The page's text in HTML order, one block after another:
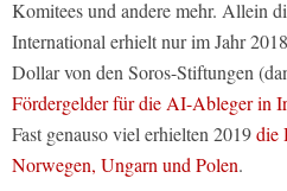
Komitees und andere mehr. Allein
International erhielt nur im Jahr
Dollar von den Soros-Stiftungen
Fördergelder für die AI-Ableger in
Fast genauso viel erhielten 2019die
Norwegen, Ungarn und Polen.